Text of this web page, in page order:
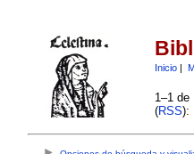
Inicio|
1–1 de
(RSS):